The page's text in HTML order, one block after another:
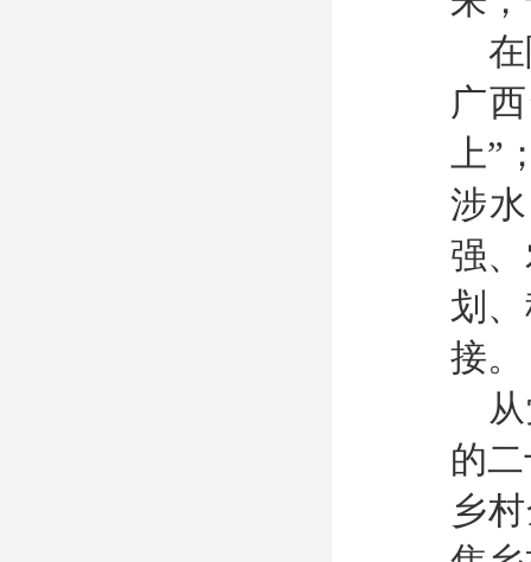
广
上”
涉
强
划
接。
的
乡